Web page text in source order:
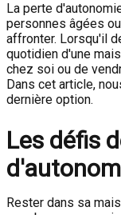
La perte
personnes âgées
affronter. Lorsqu'il
quotidien d'une
chez soi ou de
Dans cet article,
dernière option.
Les défis
Rester dans sa